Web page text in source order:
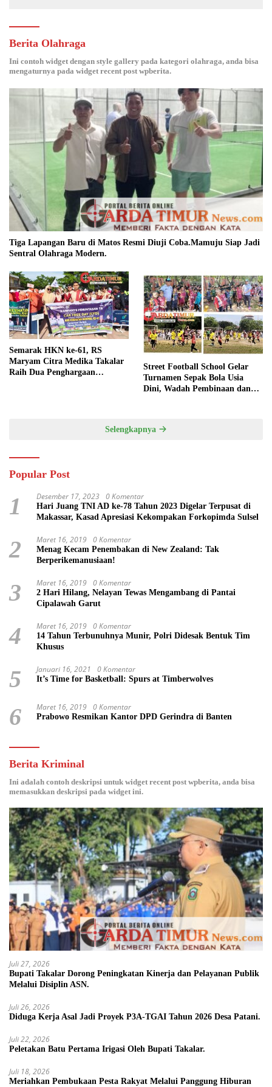
Berita Olahraga
Ini contoh widget dengan style gallery pada kategori olahraga, anda bisa
mengaturnya pada widget recent post wpberita.
Tiga Lapangan Baru di Matos Resmi Diuji Coba.Mamuju Siap Jadi
Sentral Olahraga Modern.
Semarak HKN ke-61, RS
Maryam Citra Medika Takalar
Raih Dua Penghargaan
Street Football School Gelar
Turnamen Sepak Bola Usia
Dini, Wadah Pembinaan dan
Selengkapnya
Popular Post
1 Desember 17, 2023 0 Komentar
Hari Juang TNI AD ke-78 Tahun 2023 Digelar Terpusat di
Makassar, Kasad Apresiasi Kekompakan Forkopimda Sulsel
2 Maret 16, 2019 0 Komentar
Menag Kecam Penembakan di New Zealand: Tak
Berperikemanusiaan!
3 Maret 16, 2019 0 Komentar
2 Hari Hilang, Nelayan Tewas Mengambang di Pantai
Cipalawah Garut
4 Maret 16, 2019 0 Komentar
14 Tahun Terbunuhnya Munir, Polri Didesak Bentuk Tim
Khusus
5 Januari 16, 2021 0 Komentar
It’s Time for Basketball: Spurs at Timberwolves
6 Maret 16, 2019 0 Komentar
Prabowo Resmikan Kantor DPD Gerindra di Banten
Berita Kriminal
Ini adalah contoh deskripsi untuk widget recent post wpberita, anda bisa
memasukkan deskripsi pada widget ini.
Juli 27, 2026
Bupati Takalar Dorong Peningkatan Kinerja dan Pelayanan Publik
Melalui Disiplin ASN.
Juli 26, 2026
Diduga Kerja Asal Jadi Proyek P3A-TGAI Tahun 2026 Desa Patani.
Juli 22, 2026
Peletakan Batu Pertama Irigasi Oleh Bupati Takalar.
Juli 18, 2026
Meriahkan Pembukaan Pesta Rakyat Melalui Panggung Hiburan